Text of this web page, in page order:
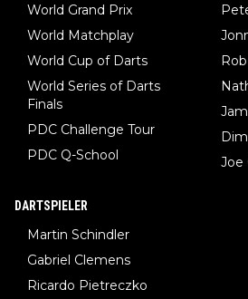
World Grand Prix
World Matchplay
World Cup of Darts
World Series of Darts
Finals
PDC Challenge Tour
PDC Q-School
Joe
DARTSPIELER
Martin Schindler
Gabriel Clemens
Ricardo Pietreczko